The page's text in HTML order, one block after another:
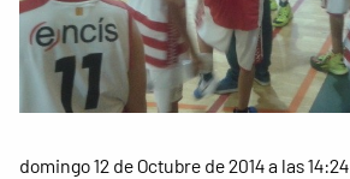
domingo 12 de Octubre de 2014 a las 14:24